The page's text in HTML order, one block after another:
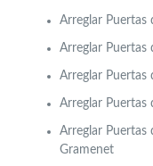
Arreglar Puertas
Arreglar Puertas
Arreglar Puertas
Arreglar Puertas
Arreglar Puertas
Gramenet